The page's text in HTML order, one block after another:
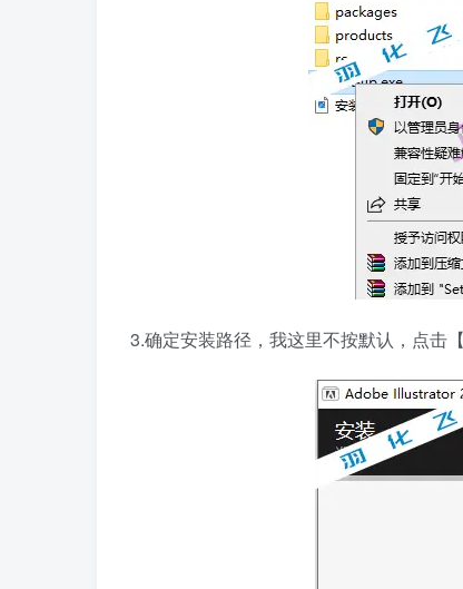
3.确定安装路径，我这里不按默认，点击